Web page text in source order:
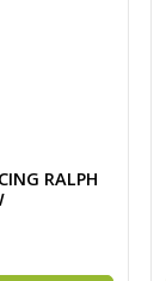
RALPH